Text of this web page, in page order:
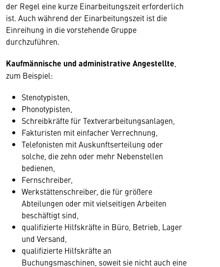
der Regel eine kurze Einarbeitungszeit erforderlich
ist. Auch während der Einarbeitungszeit ist die
Einreihung in die vorstehende Gruppe
durchzuführen.
Kaufmännische und administrative Angestellte
zum Beispiel:
Stenotypisten,
Phonotypisten,
Schreibkräfte für Textverarbeitungsanlagen,
Fakturisten mit einfacher Verrechnung,
Telefonisten mit Auskunftserteilung oder
solche, die zehn oder mehr Nebenstellen
bedienen,
Fernschreiber,
Werkstättenschreiber, die für größere
Abteilungen oder mit vielseitigen Arbeiten
beschäftigt sind,
qualifizierte Hilfskräfte in Büro, Betrieb, Lager
und Versand,
qualifizierte Hilfskräfte an
Buchungsmaschinen, soweit sie nicht auch eine